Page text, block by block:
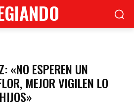
«NO ESPEREN UN
MEJOR VIGILEN LO